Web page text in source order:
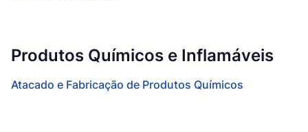
Produtos Químicos e Inflamáveis
Atacado e Fabricação de Produtos Químicos